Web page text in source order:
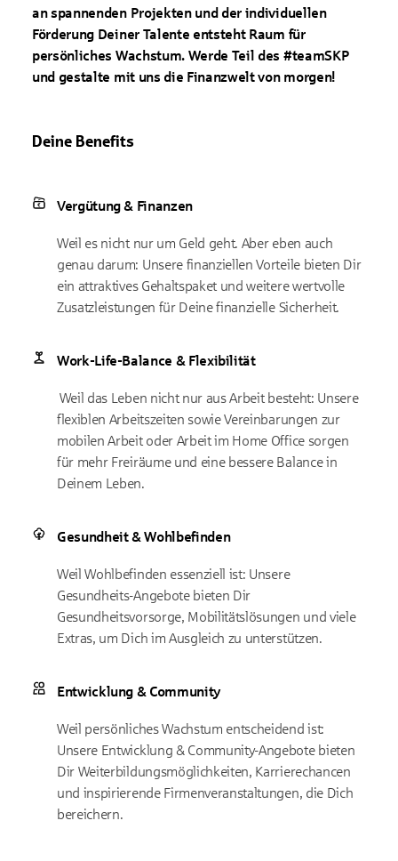
an spannenden Projekten und der individuellen
Förderung Deiner Talente entsteht Raum für
persönliches Wachstum. Werde Teil des #teamSKP
und gestalte mit uns die Finanzwelt von morgen!
Deine Benefits
Vergütung & Finanzen
Weil es nicht nur um Geld geht. Aber eben auch
genau darum: Unsere finanziellen Vorteile bieten Dir
ein attraktives Gehaltspaket und weitere wertvolle
Zusatzleistungen für Deine finanzielle Sicherheit.
Work-Life-Balance & Flexibilität
Weil das Leben nicht nur aus Arbeit besteht: Unsere
flexiblen Arbeitszeiten sowie Vereinbarungen zur
mobilen Arbeit oder Arbeit im Home Office sorgen
für mehr Freiräume und eine bessere Balance in
Deinem Leben.
Gesundheit & Wohlbefinden
Weil Wohlbefinden essenziell ist: Unsere
Gesundheits-Angebote bieten Dir
Gesundheitsvorsorge, Mobilitätslösungen und viele
Extras, um Dich im Ausgleich zu unterstützen.
Entwicklung & Community
Weil persönliches Wachstum entscheidend ist:
Unsere Entwicklung & Community-Angebote bieten
Dir Weiterbildungsmöglichkeiten, Karrierechancen
und inspirierende Firmenveranstaltungen, die Dich
bereichern.